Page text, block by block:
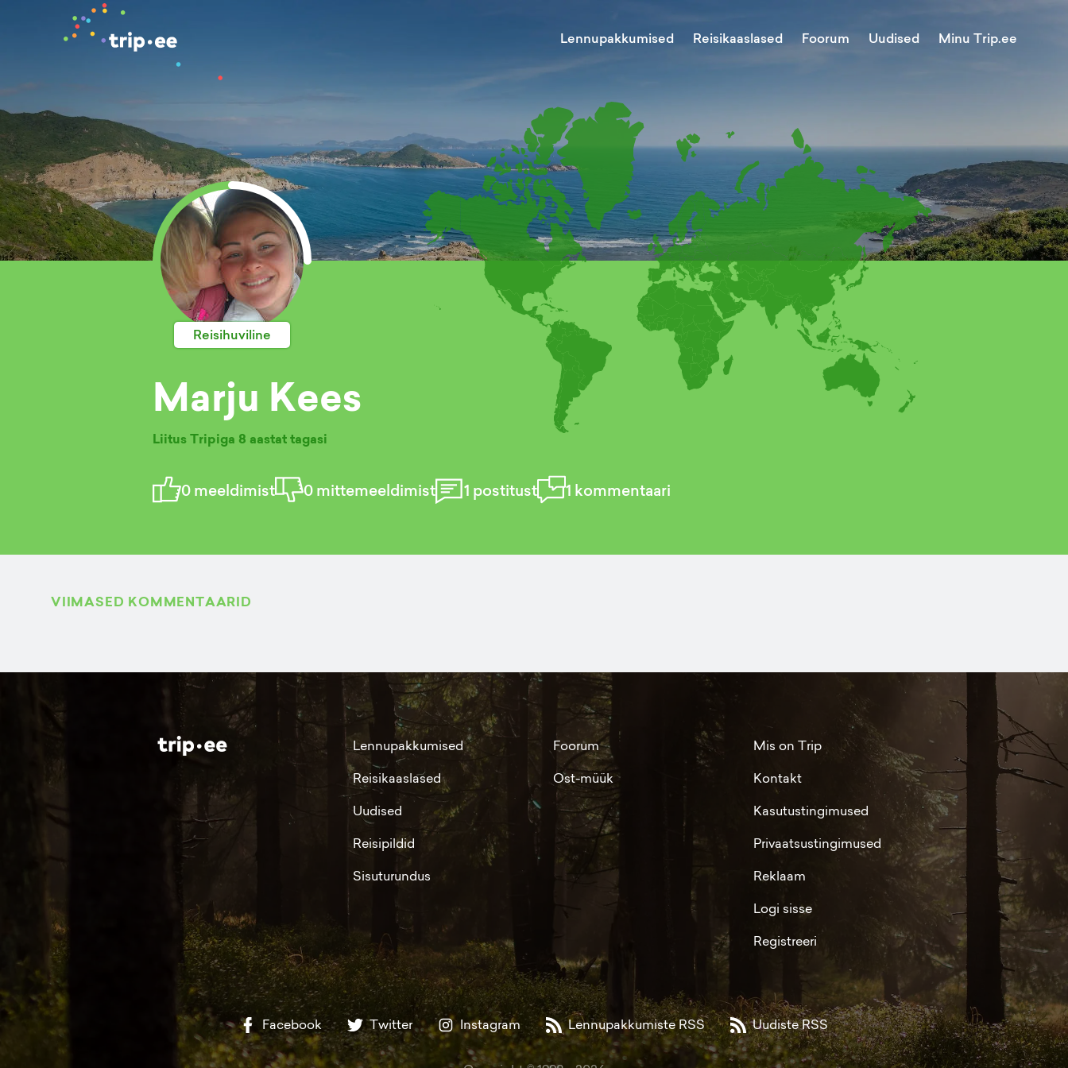
Lennupakkumised Reisikaaslased Foorum Uudised Minu Trip.ee
Reisihuviline
Marju Kees
Liitus Tripiga 8 aastat tagasi
0meeldimist 0mittemeeldimist 1 postitust 1 kommentaari
VIIMASED KOMMENTAARID
Lennupakkumised
Reisikaaslased
Uudised
Reisipildid
Sisuturundus
Foorum
Ost-müük
Mis on Trip
Kontakt
Kasutustingimused
Privaatsustingimused
Reklaam
Logi sisse
Registreeri
Facebook Twitter Instagram Lennupakkumiste RSS Uudiste RSS